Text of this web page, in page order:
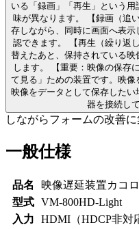
いる「録画」「再生」という
味が異なります。 【録画（追いかけ再生）】 最新の映像を一時的に保
存しながら、同時に画面へ表
認できます。 【再生（繰り返し表示）】 「録画」から「再生」に切り
替えたあと、保持されている
します。 【重要：映像の保存について】 本機は「一時的にさかのぼっ
て見る」ための装置です。映像
映像をデータとして保存した
器を接続し
しながらフォームの改善に
一般仕様
品名
映像遅延装置カコ
型式
VM-800HD-Light
入力
HDMI（HDCP非対